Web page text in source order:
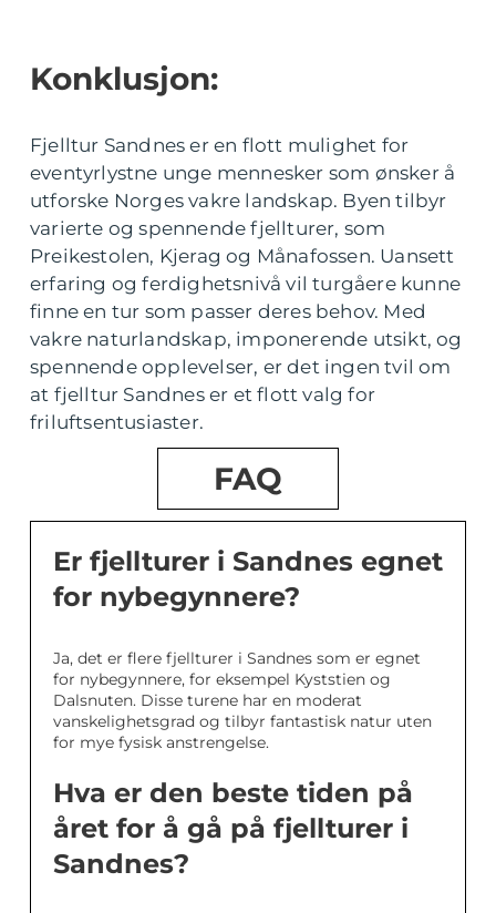
Konklusjon:
Fjelltur Sandnes er en flott mulighet for
eventyrlystne unge mennesker som ønsker å
utforske Norges vakre landskap. Byen tilbyr
varierte og spennende fjellturer, som
Preikestolen, Kjerag og Månafossen. Uansett
erfaring og ferdighetsnivå vil turgåere kunne
finne en tur som passer deres behov. Med
vakre naturlandskap, imponerende utsikt, og
spennende opplevelser, er det ingen tvil om
at fjelltur Sandnes er et flott valg for
friluftsentusiaster.
FAQ
Er fjellturer i Sandnes egnet
for nybegynnere?
Ja, det er flere fjellturer i Sandnes som er egnet
for nybegynnere, for eksempel Kyststien og
Dalsnuten. Disse turene har en moderat
vanskelighetsgrad og tilbyr fantastisk natur uten
for mye fysisk anstrengelse.
Hva er den beste tiden på
året for å gå på fjellturer i
Sandnes?